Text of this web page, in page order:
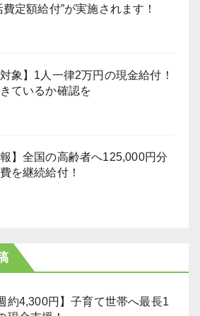
費定額給付”が実施されます！
対象】1人一律2万円の現金給付！
ているか確認を
報】全国の高齢者へ125,000円分
を継続給付！
約4,300円】子育て世帯へ最長1